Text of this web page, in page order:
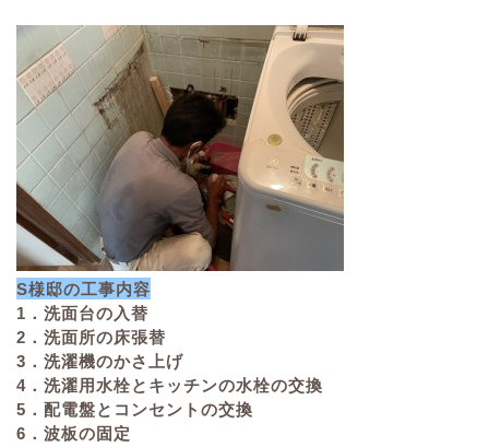
S様邸の工事内容
1．洗面台の入替
2．洗面所の床張替
3．洗濯機のかさ上げ
4．洗濯用水栓とキッチンの水栓の交換
5．配電盤とコンセントの交換
6．波板の固定